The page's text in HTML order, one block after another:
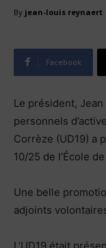
By jean-louis reynaert
Facebook
Le président,
personnels
Corrèze (UD19) a
10/25 de l’École
Une belle
adjoints